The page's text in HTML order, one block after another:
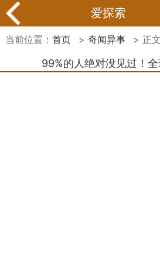
爱探索
当前位置： 首页 > 奇闻异事 > 正文
99%的人绝对没见过！